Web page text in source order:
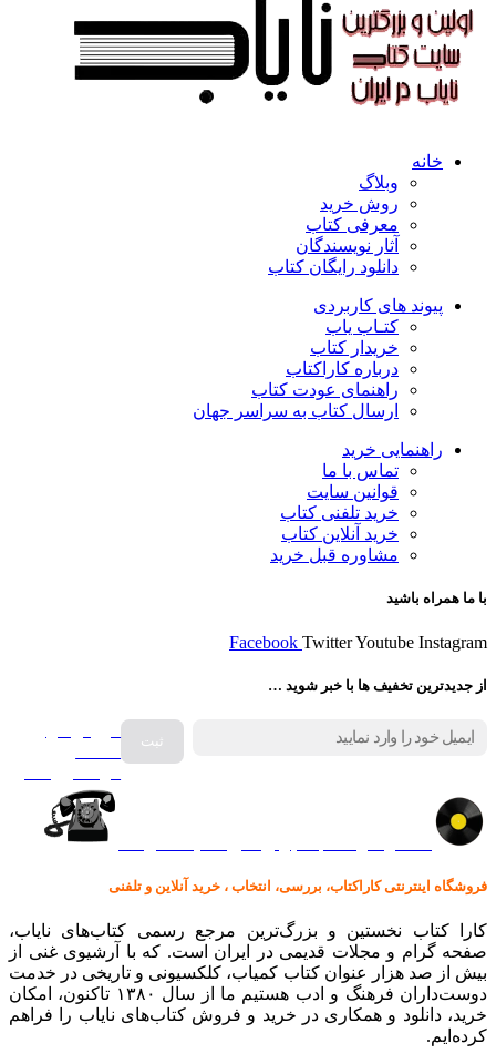
خانه
وبلاگ
روش خرید
معرفی کتاب
آثار نویسندگان
دانلود رایگان کتاب
پیوند های کاربردی
کتـاب یاب
خریدار کتاب
درباره کاراکتاب
راهنمای عودت کتاب
ارسال کتاب به سراسر جهان
راهنمایی خرید
تماس با ما
قوانین سایت
خرید تلفنی کتاب
خرید آنلاین کتاب
مشاوره قبل خرید
با ما همراه باشید
Facebook TwitterYoutube Instagram
از جدیدترین تخفیف ها با خبر شوید …
فروش انواع
فروشگاه اینترنتی کاراکتاب، بررسی، انتخاب ، خرید آنلاین و تلفنی
کارا کتاب نخستین و بزرگ‌ترین مرجع رسمی کتاب‌های نایاب،
صفحه گرام و مجلات قدیمی در ایران است. که با آرشیوی غنی از
بیش از صد هزار عنوان کتاب کمیاب، کلکسیونی و تاریخی در خدمت
دوست‌داران فرهنگ و ادب هستیم ما از سال ۱۳۸۰ تاکنون، امکان
خرید، دانلود و همکاری در خرید و فروش کتاب‌های نایاب را فراهم
کرده‌ایم.